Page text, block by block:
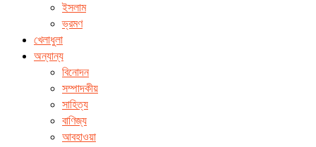
ইসলাম
ভ্রমণ
খেলাধুলা
অন্যান্য
বিনোদন
সম্পাদকীয়
সাহিত্য
বাণিজ্য
আবহাওয়া